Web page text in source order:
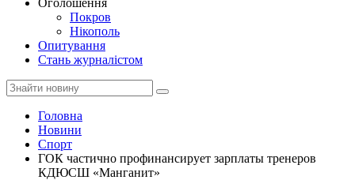
Оголошення
Покров
Нікополь
Опитування
Стань журналістом
Головна
Новини
Спорт
ГОК частично профинансирует зарплаты тренеров
КДЮСШ «Манганит»